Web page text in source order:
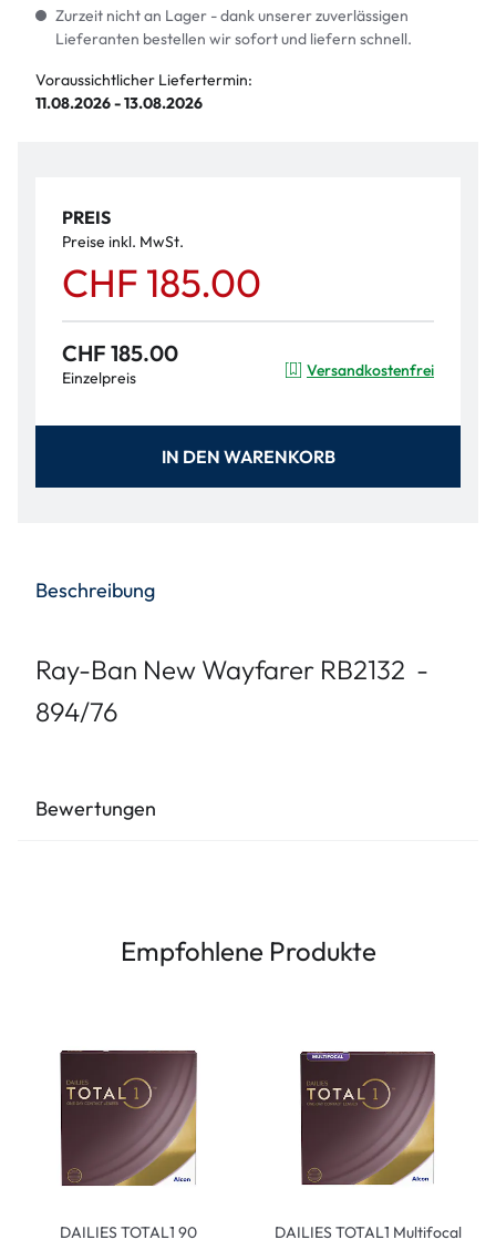
Zurzeit nicht an Lager - dank unserer zuverlässigen
Lieferanten bestellen wir sofort und liefern schnell.
Voraussichtlicher Liefertermin:
11.08.2026 - 13.08.2026
PREIS
Preise inkl. MwSt.
CHF 185.00
CHF 185.00
Einzelpreis Versandkostenfrei
IN DEN WARENKORB
Beschreibung
Ray-Ban New Wayfarer RB2132 -
894/76
Bewertungen
Empfohlene Produkte
DAILIES TOTAL1 90
DAILIES TOTAL1 Multifocal